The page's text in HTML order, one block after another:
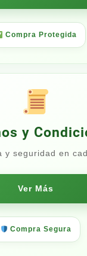
Compra Protegida
y
y seguridad en
Ver Más
Compra Segura